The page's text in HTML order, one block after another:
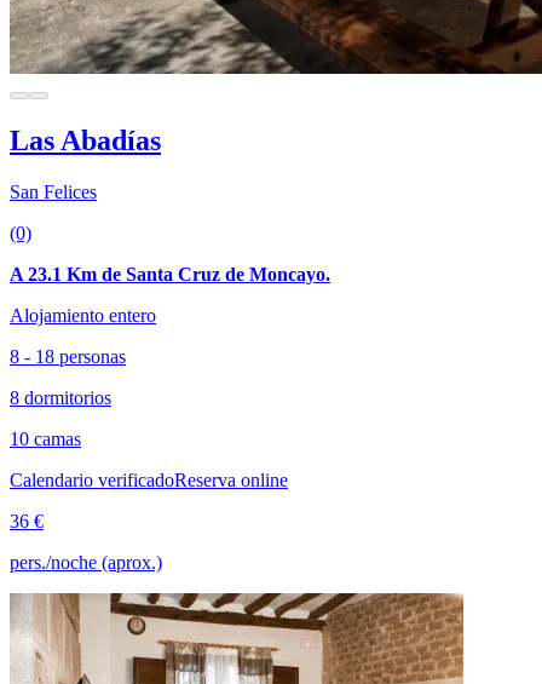
Las Abadías
San Felices
(0)
A 23.1 Km de Santa Cruz de Moncayo.
Alojamiento entero
8 - 18 personas
8 dormitorios
10 camas
Calendario verificadoReserva online
36 €
pers./noche (aprox.)